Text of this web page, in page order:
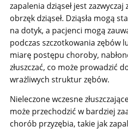
zapalenia dziąseł jest
obrzęk dziąseł. Dziąsła mogą
na dotyk, a pacjenci mogą
podczas szczotkowania zębów
miarę postępu choroby,
złuszczać, co może prowadzić
wrażliwych struktur zębów.
Nieleczone wczesne
może przechodzić w bardziej
chorób przyzębia, takie jak